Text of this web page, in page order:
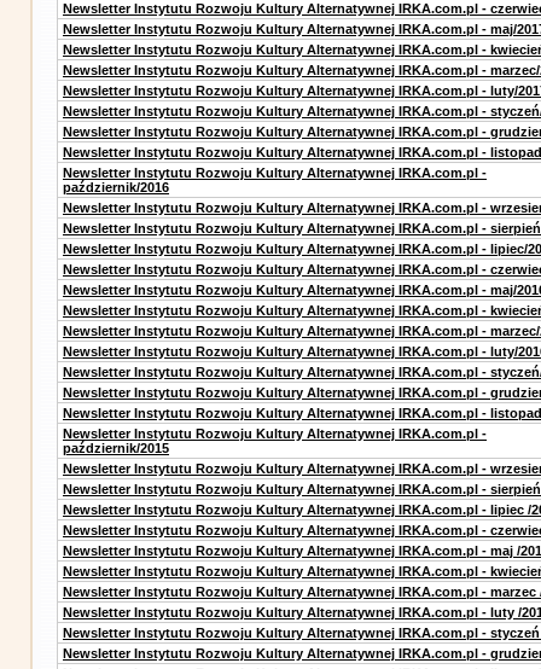
Newsletter Instytutu Rozwoju Kultury Alternatywnej IRKA.com.pl -
Newsletter Instytutu Rozwoju Kultury Alternatywnej IRKA.com.pl - maj/
Newsletter Instytutu Rozwoju Kultury Alternatywnej IRKA.com.pl -
Newsletter Instytutu Rozwoju Kultury Alternatywnej IRKA.com.pl - marzec/
Newsletter Instytutu Rozwoju Kultury Alternatywnej IRKA.com.pl - luty/
Newsletter Instytutu Rozwoju Kultury Alternatywnej IRKA.com.pl -
Newsletter Instytutu Rozwoju Kultury Alternatywnej IRKA.com.pl -
Newsletter Instytutu Rozwoju Kultury Alternatywnej IRKA.com.pl -
Newsletter Instytutu Rozwoju Kultury Alternatywnej IRKA.com.pl -
październik/2016
Newsletter Instytutu Rozwoju Kultury Alternatywnej IRKA.com.pl -
Newsletter Instytutu Rozwoju Kultury Alternatywnej IRKA.com.pl -
Newsletter Instytutu Rozwoju Kultury Alternatywnej IRKA.com.pl - lipiec/
Newsletter Instytutu Rozwoju Kultury Alternatywnej IRKA.com.pl -
Newsletter Instytutu Rozwoju Kultury Alternatywnej IRKA.com.pl - maj/
Newsletter Instytutu Rozwoju Kultury Alternatywnej IRKA.com.pl -
Newsletter Instytutu Rozwoju Kultury Alternatywnej IRKA.com.pl - marzec/
Newsletter Instytutu Rozwoju Kultury Alternatywnej IRKA.com.pl - luty/
Newsletter Instytutu Rozwoju Kultury Alternatywnej IRKA.com.pl -
Newsletter Instytutu Rozwoju Kultury Alternatywnej IRKA.com.pl -
Newsletter Instytutu Rozwoju Kultury Alternatywnej IRKA.com.pl -
Newsletter Instytutu Rozwoju Kultury Alternatywnej IRKA.com.pl -
październik/2015
Newsletter Instytutu Rozwoju Kultury Alternatywnej IRKA.com.pl -
Newsletter Instytutu Rozwoju Kultury Alternatywnej IRKA.com.pl -
Newsletter Instytutu Rozwoju Kultury Alternatywnej IRKA.com.pl - lipiec /
Newsletter Instytutu Rozwoju Kultury Alternatywnej IRKA.com.pl -
Newsletter Instytutu Rozwoju Kultury Alternatywnej IRKA.com.pl - maj /
Newsletter Instytutu Rozwoju Kultury Alternatywnej IRKA.com.pl -
Newsletter Instytutu Rozwoju Kultury Alternatywnej IRKA.com.pl - marzec
Newsletter Instytutu Rozwoju Kultury Alternatywnej IRKA.com.pl - luty /
Newsletter Instytutu Rozwoju Kultury Alternatywnej IRKA.com.pl - styczeń
Newsletter Instytutu Rozwoju Kultury Alternatywnej IRKA.com.pl -